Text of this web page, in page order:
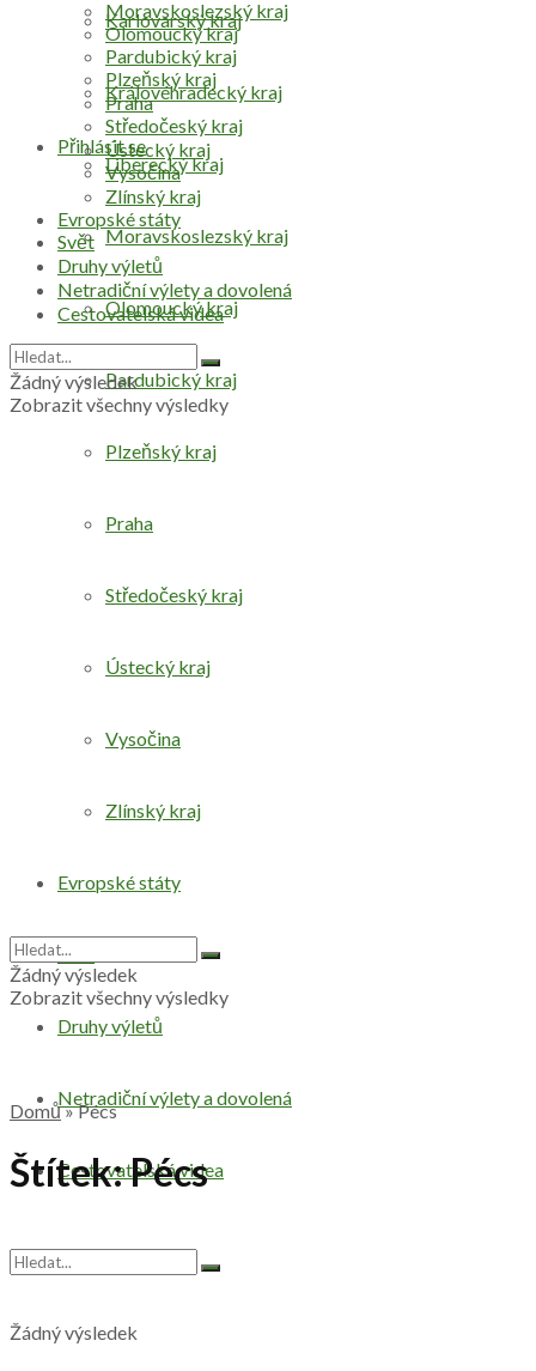
Přihlásit se
Karlovarský kraj
Královéhradecký kraj
Liberecký kraj
Moravskoslezský kraj
Olomoucký kraj
Pardubický kraj
Plzeňský kraj
Praha
Středočeský kraj
Ústecký kraj
Vysočina
Zlínský kraj
Evropské státy
Svět
Druhy výletů
Netradiční výlety a dovolená
Cestovatelská videa
Žádný výsledek
Moravskoslezský kraj
Olomoucký kraj
Pardubický kraj
Plzeňský kraj
Praha
Středočeský kraj
Ústecký kraj
Vysočina
Zlínský kraj
Evropské státy
Svět
Druhy výletů
Netradiční výlety a dovolená
Cestovatelská videa
Žádný výsledek
Zobrazit všechny výsledky
Žádný výsledek
Zobrazit všechny výsledky
Domů»Pécs
Štítek:Pécs